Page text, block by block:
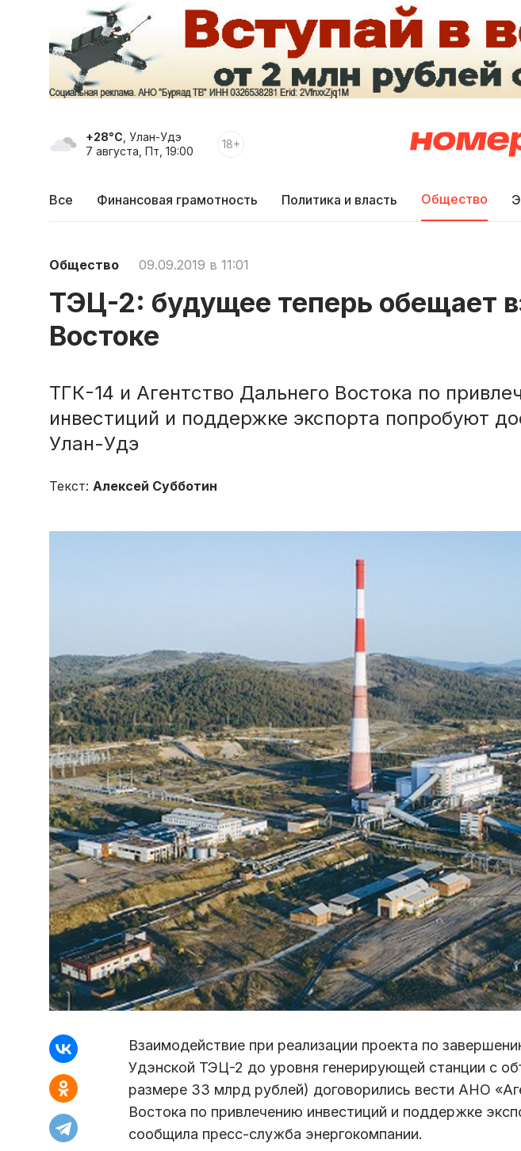
+28°C , Улан-Удэ
7 августа, Пт, 19:00
18+
Все Финансовая грамотность Политика и власть Общество
Общество 09.09.2019 в 11:01
ТЭЦ-2: будущее теперь обещает
Востоке
ТГК-14 и Агентство Дальнего Востока по
инвестиций и поддержке экспорта попробуют
Улан-Удэ
Текст: Алексей Субботин
Взаимодействие при реализации проекта по
Удэнской ТЭЦ-2 до уровня генерирующей станции с
размере 33 млрд рублей) договорились вести АНО
Востока по привлечению инвестиций и поддержке
сообщила пресс-служба энергокомпании.